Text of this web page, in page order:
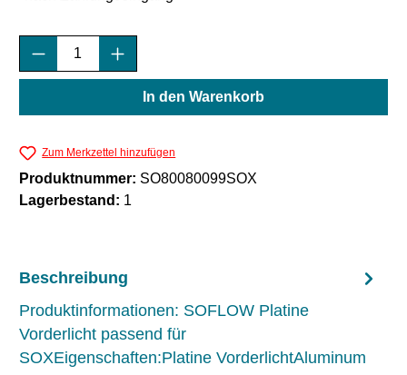
Produkt Anzahl: Gib den gewünschten
In den Warenkorb
Zum Merkzettel hinzufügen
Produktnummer: SO80080099SOX
Lagerbestand: 1
Beschreibung
Produktinformationen: SOFLOW Platine
Vorderlicht passend für
SOXEigenschaften:Platine VorderlichtAluminum